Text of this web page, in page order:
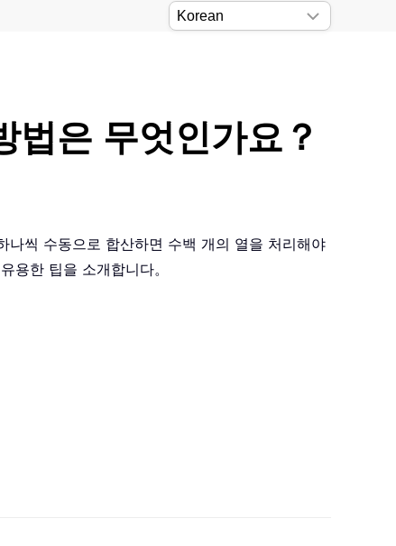
은 무엇인가요？
씩 수동으로 합산하면 수백 개의 열을 처리해야
용한 팁을 소개합니다。